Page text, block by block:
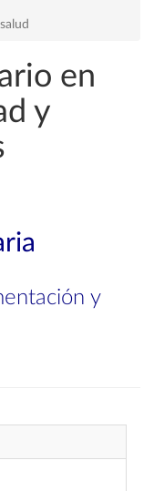
en
y
y